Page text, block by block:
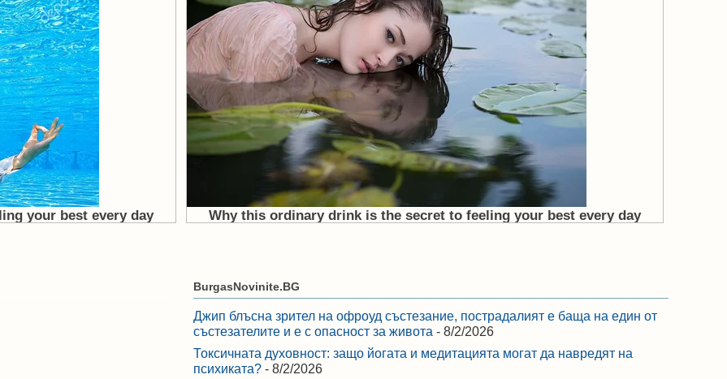
BurgasNovinite.BG
Джип блъсна зрител на офроуд състезание, пострадалият е баща на един от
състезателите и е с опасност за живота - 8/2/2026
Токсичната духовност: защо йогата и медитацията могат да навредят на
психиката? - 8/2/2026